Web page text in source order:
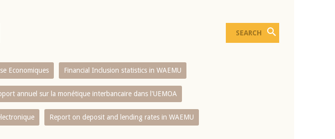
Economiques Financial Inclusion statistics in WAEMU
annuel sur la monétique interbancaire dans l'UEMOA
Report on deposit and lending rates in WAEMU